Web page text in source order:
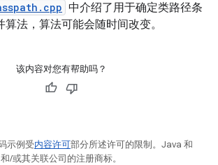
中介绍了用于确定类路径条
算法，算法可能会随时间改变。
该内容对您有帮助吗？
示例受内容许可部分所述许可的限制。Java 和
/或其关联公司的注册商标。